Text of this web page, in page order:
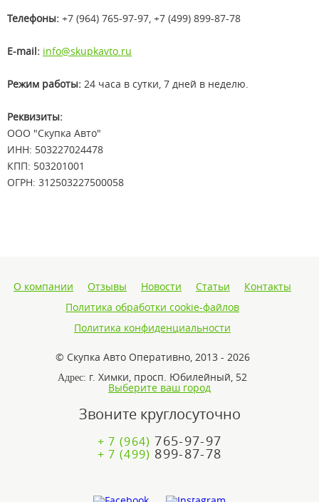
Телефоны: +7 (964) 765-97-97, +7 (499) 899-87-78
E-mail: info@skupkavto.ru
Режим работы: 24 часа в сутки, 7 дней в неделю.
Реквизиты:
ООО "Скупка Авто"
ИНН: 503227024478
КПП: 503201001
ОГРН: 312503227500058
О компании Отзывы Новости Статьи
Контакты
Политика обработки cookie-файлов
Политика конфиденциальности
© Скупка Авто Оперативно, 2013 - 2026
Адрес: г. Химки, просп. Юбилейный, 52
Выберите ваш город
Звоните круглосуточно
+ 7 (964)765-97-97
+ 7 (499) 899-87-78